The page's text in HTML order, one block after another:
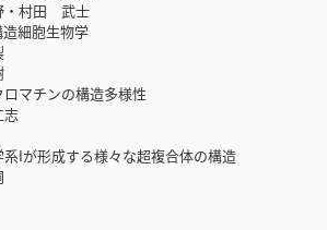
村田 武士
細胞生物学
マチンの構造多様性
Iが形成する様々な超複合体の構造